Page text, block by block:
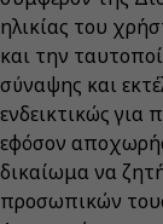
ηλικίας του
και την
σύναψης και
ενδεικτικώς
εφόσον
δικαίωμα να
προσωπικών